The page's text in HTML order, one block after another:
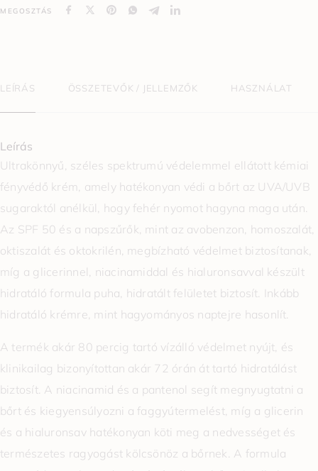
MEGOSZTÁS
LEÍRÁS ÖSSZETEVŐK / JELLEMZŐK HASZNÁLAT
Leírás
Ultrakönnyű, széles spektrumú védelemmel ellátott kémiai
fényvédő krém, amely hatékonyan védi a bőrt az UVA/UVB
sugaraktól anélkül, hogy fehér nyomot hagyna maga után.
Az SPF 50 és a napszűrők, mint az avobenzon, homoszalát,
oktiszalát és oktokrilén, megbízható védelmet biztosítanak,
míg a glicerinnel, niacinamiddal és hialuronsavval készült
hidratáló formula puha, hidratált felületet biztosít. Inkább
hidratáló krémre, mint hagyományos naptejre hasonlít.
A termék akár 80 percig tartó vízálló védelmet nyújt, és
klinikailag bizonyítottan akár 72 órán át tartó hidratálást
biztosít. A niacinamid és a pantenol segít megnyugtatni a
bőrt és kiegyensúlyozni a faggyútermelést, míg a glicerin
és a hialuronsav hatékonyan köti meg a nedvességet és
természetes ragyogást kölcsönöz a bőrnek. A formula